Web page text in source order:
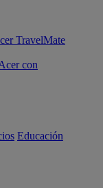
TravelMate
con
Educación